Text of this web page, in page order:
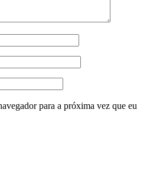
para a próxima vez que eu